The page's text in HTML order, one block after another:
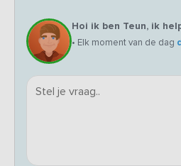
Hoi ik ben Teun, ik
• Elk moment van de dag